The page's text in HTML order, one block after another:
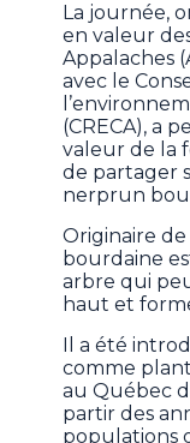
La journée,
en valeur
Appalaches
avec le
(CRECA), a
valeur de la
de partager
nerprun
Originaire de
bourdaine
arbre qui
haut et
Il a été
comme
au Québec
partir des
populations